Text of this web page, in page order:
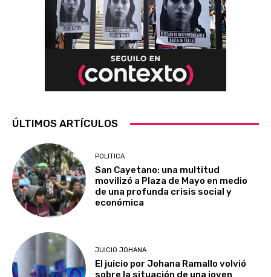
ÚLTIMOS ARTÍCULOS
POLITICA
San Cayetano: una multitud
movilizó a Plaza de Mayo en medio
de una profunda crisis social y
económica
JUICIO JOHANA
El juicio por Johana Ramallo volvió